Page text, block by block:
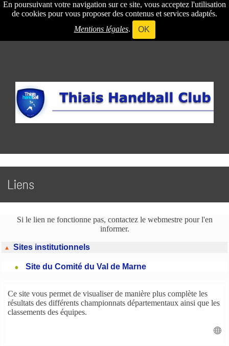
En poursuivant votre navigation sur ce site, vous acceptez l'utilisation
de cookies pour vous proposer des contenus et services adaptés.
Mentions légales. OK
Liens
Si le lien ne fonctionne pas, contactez le webmestre pour l'en
informer.
Sites institutionnels
Site du Comité du Val de Marne
Ce site vous permet de visualiser de manière plus complète les
résultats des différents championnats départementaux ainsi que les
classements des équipes.